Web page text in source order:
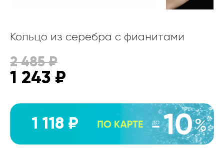
Кольцо из серебра с фианитами
2 485₽
1 243 ₽
1 118 ₽